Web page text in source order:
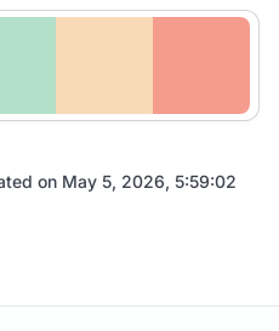
on May 5, 2026, 5:59:02